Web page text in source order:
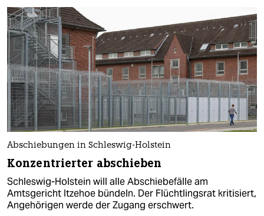
Abschiebungen in Schleswig-Holstein
Konzentrierter abschieben
Schleswig-Holstein will alle Abschiebefälle am
Amtsgericht Itzehoe bündeln. Der Flüchtlingsrat kritisiert,
Angehörigen werde der Zugang erschwert.